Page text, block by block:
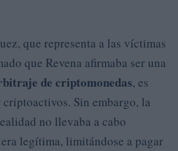
que representa a las víctimas
que Revena afirmaba ser una
de criptomonedas, es
Sin embargo, la
no llevaba a cabo
legítima, limitándose a pagar